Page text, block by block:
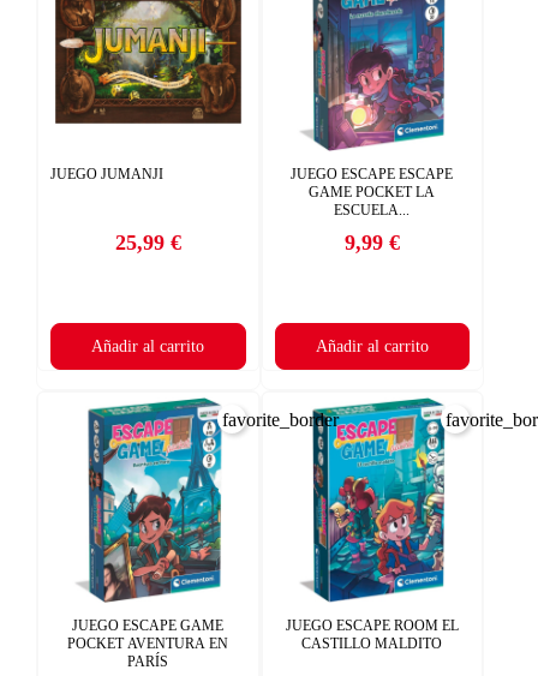
JUEGO JUMANJI
Precio
25,99 €
Añadir al carrito
JUEGO ESCAPE ESCAPE
GAME POCKET LA
ESCUELA...
Precio
9,99 €
Añadir al carrito
JUEGO ESCAPE GAME
POCKET AVENTURA EN
PARÍS
favorite_border
JUEGO ESCAPE ROOM EL
CASTILLO MALDITO
AÑADIR A LA LISTA DE DESEOS
CREAR LISTA DE DESEOS
((TITLE))
((placeholder))
INICIAR SESIÓN
Debe iniciar sesión para guardar productos en su lista de deseos.